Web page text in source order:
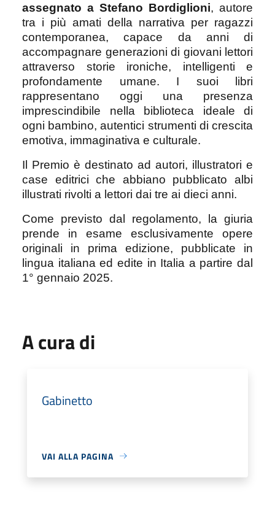
assegnato a Stefano Bordiglioni, autore
tra i più amati della narrativa per ragazzi
contemporanea, capace da anni di
accompagnare generazioni di giovani lettori
attraverso storie ironiche, intelligenti e
profondamente umane. I suoi libri
rappresentano oggi una presenza
imprescindibile nella biblioteca ideale di
ogni bambino, autentici strumenti di crescita
emotiva, immaginativa e culturale.
Il Premio è destinato ad autori, illustratori e
case editrici che abbiano pubblicato albi
illustrati rivolti a lettori dai tre ai dieci anni.
Come previsto dal regolamento, la giuria
prende in esame esclusivamente opere
originali in prima edizione, pubblicate in
lingua italiana ed edite in Italia a partire dal
1° gennaio 2025.
A cura di
Gabinetto
VAI ALLA PAGINA